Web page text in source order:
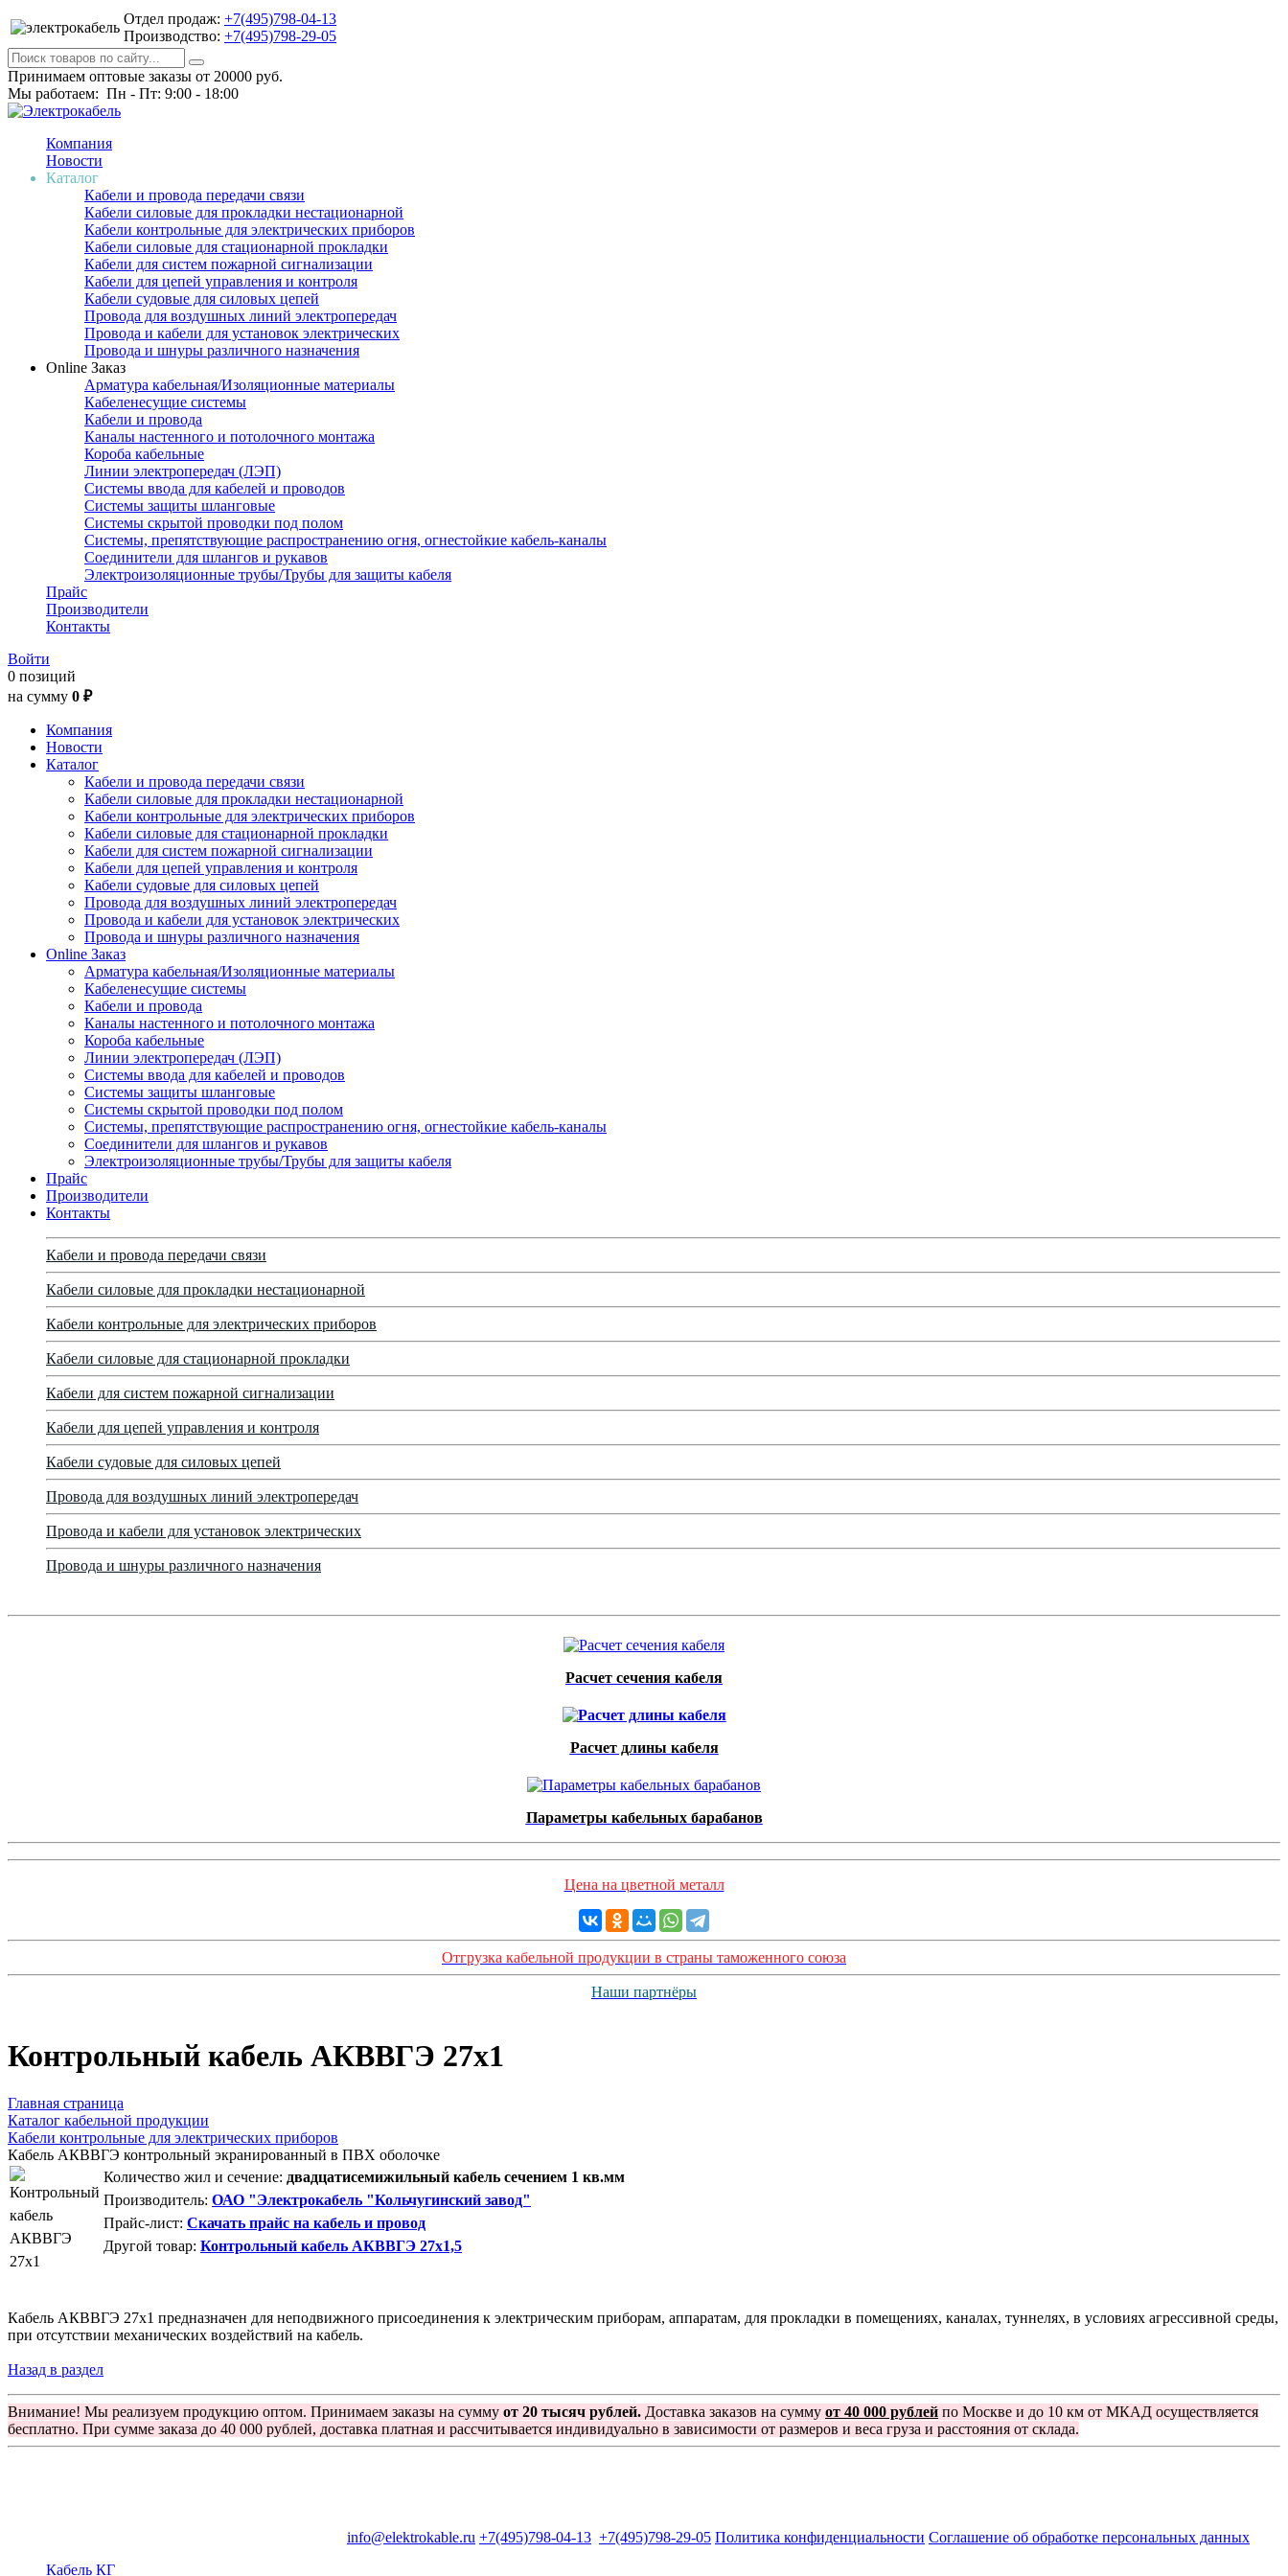
Отдел продаж: +7(495)798-04-13
Производство: +7(495)798-29-05
Принимаем оптовые заказы от 20000 руб.
Мы работаем: Пн - Пт: 9:00 - 18:00
Компания
Новости
Каталог
Кабели и провода передачи связи
Кабели силовые для прокладки нестационарной
Кабели контрольные для электрических приборов
Кабели силовые для стационарной прокладки
Кабели для систем пожарной сигнализации
Кабели для цепей управления и контроля
Кабели судовые для силовых цепей
Провода для воздушных линий электропередач
Провода и кабели для установок электрических
Провода и шнуры различного назначения
Online Заказ
Арматура кабельная/Изоляционные материалы
Кабеленесущие системы
Кабели и провода
Каналы настенного и потолочного монтажа
Короба кабельные
Линии электропередач (ЛЭП)
Системы ввода для кабелей и проводов
Системы защиты шланговые
Системы скрытой проводки под полом
Системы, препятствующие распространению огня, огнестойкие кабель-каналы
Соединители для шлангов и рукавов
Электроизоляционные трубы/Трубы для защиты кабеля
Прайс
Производители
Контакты
Войти
0 позиций
на сумму 0 ₽
Компания
Новости
Каталог
Кабели и провода передачи связи
Кабели силовые для прокладки нестационарной
Кабели контрольные для электрических приборов
Кабели силовые для стационарной прокладки
Кабели для систем пожарной сигнализации
Кабели для цепей управления и контроля
Кабели судовые для силовых цепей
Провода для воздушных линий электропередач
Провода и кабели для установок электрических
Провода и шнуры различного назначения
Online Заказ
Арматура кабельная/Изоляционные материалы
Кабеленесущие системы
Кабели и провода
Каналы настенного и потолочного монтажа
Короба кабельные
Линии электропередач (ЛЭП)
Системы ввода для кабелей и проводов
Системы защиты шланговые
Системы скрытой проводки под полом
Системы, препятствующие распространению огня, огнестойкие кабель-каналы
Соединители для шлангов и рукавов
Электроизоляционные трубы/Трубы для защиты кабеля
Прайс
Производители
Контакты
Кабели и провода передачи связи
Кабели силовые для прокладки нестационарной
Кабели контрольные для электрических приборов
Кабели силовые для стационарной прокладки
Кабели для систем пожарной сигнализации
Кабели для цепей управления и контроля
Кабели судовые для силовых цепей
Провода для воздушных линий электропередач
Провода и кабели для установок электрических
Провода и шнуры различного назначения
Расчет сечения кабеля
Расчет длины кабеля
Параметры кабельных барабанов
Цена на цветной металл
Отгрузка кабельной продукции в страны таможенного союза
Наши партнёры
Контрольный кабель AКВВГЭ 27х1
Главная страница
Каталог кабельной продукции
Кабели контрольные для электрических приборов
Кабель АКВВГЭ контрольный экранированный в ПВХ оболочке
Количество жил и сечение: двадцатисемижильный кабель сечением 1 кв.мм
Производитель: ОАО "Электрокабель "Кольчугинский завод"
Прайс-лист: Скачать прайс на кабель и провод
Другой товар: Контрольный кабель АКВВГЭ 27х1,5
Кабель АКВВГЭ 27х1 предназначен для неподвижного присоединения к электрическим приборам, аппаратам, для прокладки в помещениях, каналах, туннелях, в условиях агрессивной среды,
при отсутствии механических воздействий на кабель.
Назад в раздел
Внимание! Мы реализуем продукцию оптом. Принимаем заказы на сумму от 20 тысяч рублей. Доставка заказов на сумму от 40 000 рублей по Москве и до 10 км от МКАД осуществляется
бесплатно. При сумме заказа до 40 000 рублей, доставка платная и рассчитывается индивидуально в зависимости от размеров и веса груза и расстояния от склада.
info@elektrokable.ru +7(495)798-04-13 +7(495)798-29-05 Политика конфиденциальности Соглашение об обработке персональных данных
Кабель КГ